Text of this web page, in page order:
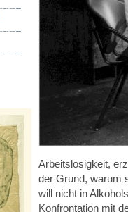
Arbeitslosigkeit,
der Grund, warum
will nicht in
Konfrontation mit